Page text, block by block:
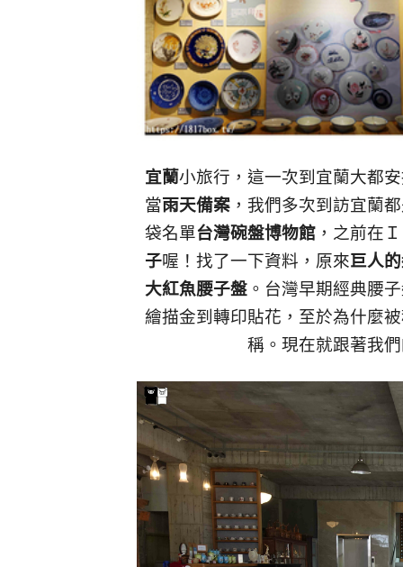
宜蘭小旅行，這一次到宜蘭大都
當雨天備案，我們多次到訪宜蘭
袋名單台灣碗盤博物館，之前在
子喔！找了一下資料，原來巨人
大紅魚腰子盤。台灣早期經典腰
繪描金到轉印貼花，至於為什麼
稱。現在就跟著我